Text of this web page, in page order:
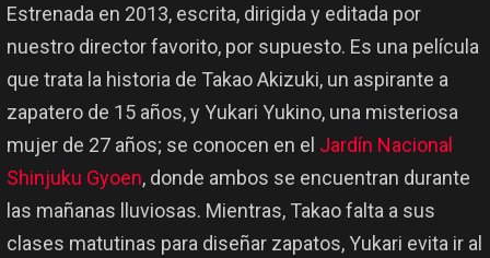
Estrenada en 2013, escrita, dirigida y editada por
nuestro director favorito, por supuesto. Es una película
que trata la historia de Takao Akizuki, un aspirante a
zapatero de 15 años, y Yukari Yukino, una misteriosa
mujer de 27 años; se conocen en el Jardín Nacional
Shinjuku Gyoen, donde ambos se encuentran durante
las mañanas lluviosas. Mientras, Takao falta a sus
clases matutinas para diseñar zapatos, Yukari evita ir al